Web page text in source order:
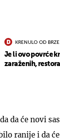
KRENULO OD
Je li ovo povrće
zaraženih,
da će novi
ranije i da